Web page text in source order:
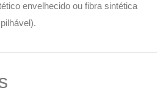
envelhecido ou fibra sintética